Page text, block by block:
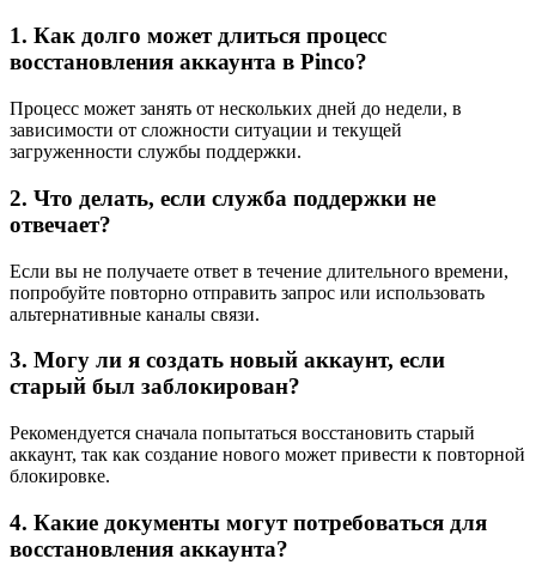
1. Как долго может длиться процесс
восстановления аккаунта в Pinco?
Процесс может занять от нескольких дней до недели, в
зависимости от сложности ситуации и текущей
загруженности службы поддержки.
2. Что делать, если служба поддержки не
отвечает?
Если вы не получаете ответ в течение длительного времени,
попробуйте повторно отправить запрос или использовать
альтернативные каналы связи.
3. Могу ли я создать новый аккаунт, если
старый был заблокирован?
Рекомендуется сначала попытаться восстановить старый
аккаунт, так как создание нового может привести к повторной
блокировке.
4. Какие документы могут потребоваться для
восстановления аккаунта?